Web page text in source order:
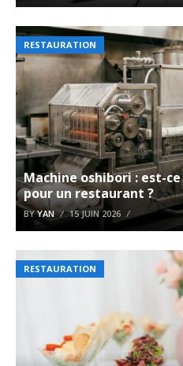
RESTAURATION
Machine oshibori : est-
pour un restaurant ?
BYYAN 15 JUIN 2026
RESTAURATION